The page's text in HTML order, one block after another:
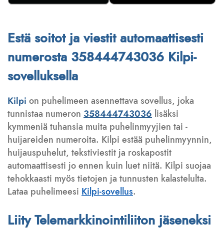
Estä soitot ja viestit automaattisesti
numerosta 358444743036 Kilpi-
sovelluksella
Kilpi on puhelimeen asennettava sovellus, joka
tunnistaa numeron 358444743036 lisäksi
kymmeniä tuhansia muita puhelinmyyjien tai -
huijareiden numeroita. Kilpi estää puhelinmyynnin,
huijauspuhelut, tekstiviestit ja roskapostit
automaattisesti jo ennen kuin luet niitä. Kilpi suojaa
tehokkaasti myös tietojen ja tunnusten kalastelulta.
Lataa puhelimeesi Kilpi-sovellus.
Liity Telemarkkinointiliiton jäseneksi